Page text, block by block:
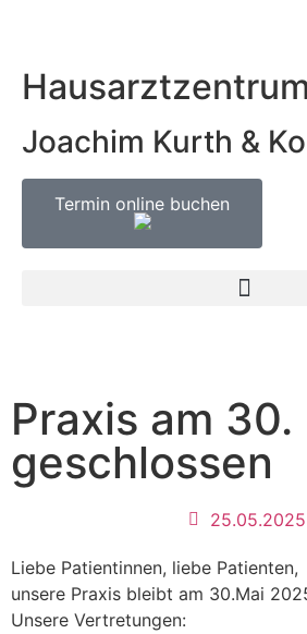
Joachim Kurth &
Termin online buchen
Praxis am 30.
geschlossen
25.05.2025
Liebe Patientinnen, liebe Patienten,
unsere Praxis bleibt am 30.Mai
Unsere Vertretungen: